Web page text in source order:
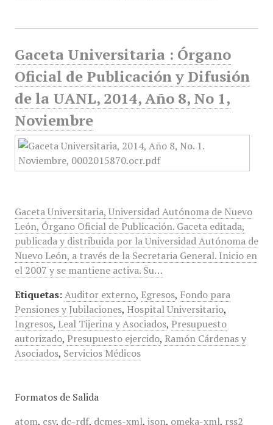
Gaceta Universitaria : Órgano
Oficial de Publicación y Difusión
de la UANL, 2014, Año 8, No 1,
Noviembre
Gaceta Universitaria, Universidad Autónoma de Nuevo
León, Órgano Oficial de Publicación. Gaceta editada,
publicada y distribuida por la Universidad Autónoma de
Nuevo León, a través de la Secretaria General. Inicio en
el 2007 y se mantiene activa. Su…
Etiquetas: Auditor externo, Egresos, Fondo para
Pensiones y Jubilaciones, Hospital Universitario,
Ingresos, Leal Tijerina y Asociados, Presupuesto
autorizado, Presupuesto ejercido, Ramón Cárdenas y
Asociados, Servicios Médicos
Formatos de Salida
atom, csv, dc-rdf, dcmes-xml, json, omeka-xml, rss2